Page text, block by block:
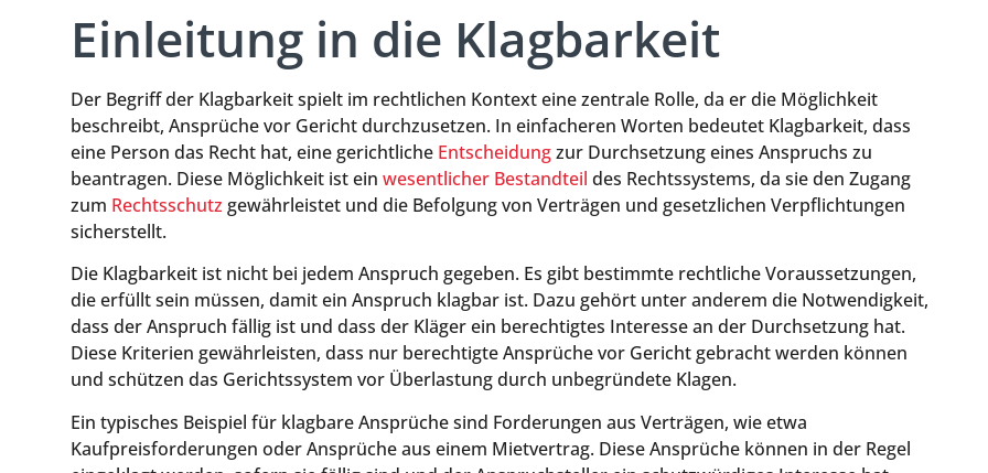
Einleitung in die Klagbarkeit
Der Begriff der Klagbarkeit spielt im rechtlichen Kontext eine zentrale Rolle, da er die Möglichkeit
beschreibt, Ansprüche vor Gericht durchzusetzen. In einfacheren Worten bedeutet Klagbarkeit, dass
eine Person das Recht hat, eine gerichtliche Entscheidungzur Durchsetzung eines Anspruchs zu
beantragen. Diese Möglichkeit ist ein wesentlicher Bestandteil des Rechtssystems, da sie den Zugang
zum Rechtsschutz gewährleistet und die Befolgung von Verträgen und gesetzlichen Verpflichtungen
sicherstellt.
Die Klagbarkeit ist nicht bei jedem Anspruch gegeben. Es gibt bestimmte rechtliche Voraussetzungen,
die erfüllt sein müssen, damit ein Anspruch klagbar ist. Dazu gehört unter anderem die Notwendigkeit,
dass der Anspruch fällig ist und dass der Kläger ein berechtigtes Interesse an der Durchsetzung hat.
Diese Kriterien gewährleisten, dass nur berechtigte Ansprüche vor Gericht gebracht werden können
und schützen das Gerichtssystem vor Überlastung durch unbegründete Klagen.
Ein typisches Beispiel für klagbare Ansprüche sind Forderungen aus Verträgen, wie etwa
Kaufpreisforderungen oder Ansprüche aus einem Mietvertrag. Diese Ansprüche können in der Regel